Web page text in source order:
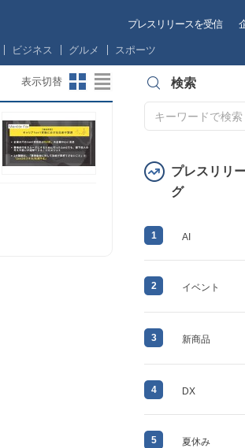
プレスリリースを受信
ビジネス グルメ スポーツ
表示切替 検索
プレスリリ
グ
1 AI
2 イベント
3 新商品
4 DX
5 夏休み